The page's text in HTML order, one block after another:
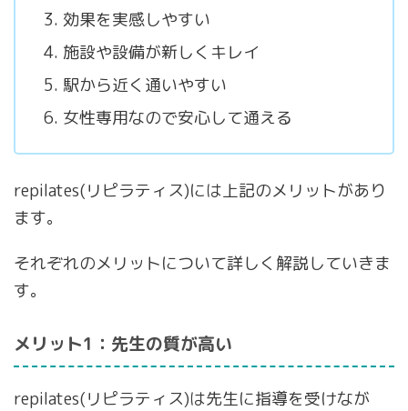
効果を実感しやすい
施設や設備が新しくキレイ
駅から近く通いやすい
女性専用なので安心して通える
repilates(リピラティス)には上記のメリットがあり
ます。
それぞれのメリットについて詳しく解説していきま
す。
メリット1：先生の質が高い
repilates(リピラティス)は先生に指導を受けなが